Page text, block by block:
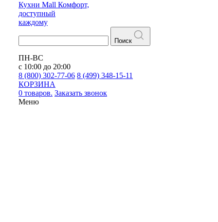
Кухни Mall Комфорт,
доступный
каждому
Поиск
ПН-ВС
с 10:00 до 20:00
8 (800) 302-77-06 8 (499) 348-15-11
КОРЗИНА
0 товаров. Заказать звонок
Меню